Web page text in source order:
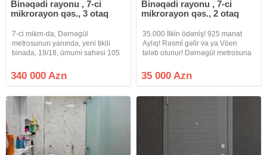
Binəqədi rayonu , 7-ci
mikrorayon qəs., 3 otaq
7-ci mikrn-da, Dərnəgül
metrosunun yanında, yeni tikili
binada, 19/18, ümumi sahəsi 105
3 otaqlı mənzil satılır. Mənzilin
super panoraması var. Yaxınlıqda
340 000 Azn
Binəqədi rayonu , 7-ci
mikrorayon qəs., 2 otaq
35.000 İlki̇n ödəni̇ş! 925 manat
Aylıq! Rəsmi̇ gəli̇r və ya Vöen
tələb olunur! Dərnəgül metrosuna
Town Yaşayış Kompleksində 2
otaq studio mənzil çıxarılır. 16
35 000 Azn